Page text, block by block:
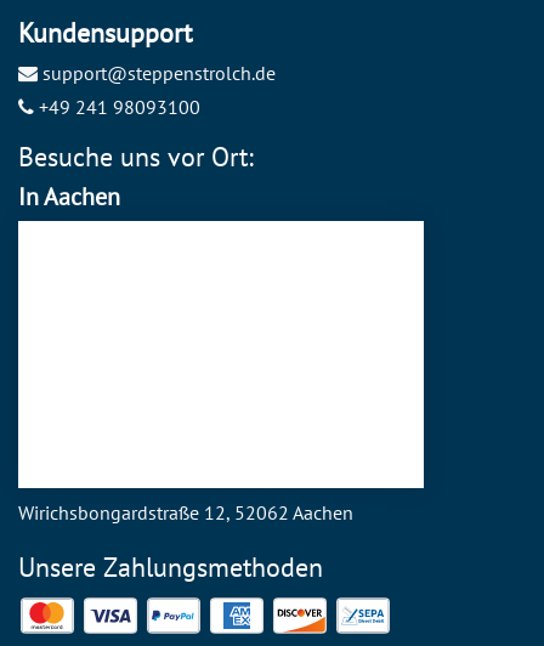
Besuche uns vor Ort:
In Aachen
Wirichsbongardstraße 12, 52062 Aachen
Kundensupport
support@steppenstrolch.de
+49 241 98093100
Unsere Zahlungsmethoden